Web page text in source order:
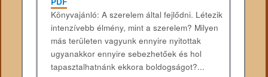
Könyvajánló: A szerelem által fejlődni. Létezik
intenzívebb élmény, mint a szerelem? Milyen
más területen vagyunk ennyire nyitottak
ugyanakkor ennyire sebezhetőek és hol
tapasztalhatnánk ekkora boldogságot?...